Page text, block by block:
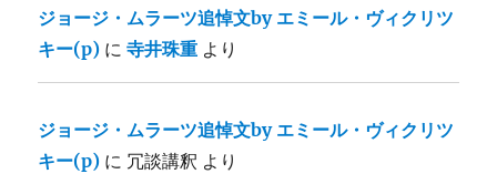
ジョージ・ムラーツ追悼文by エミール・ヴィクリツ
キー(p) に寺井珠重 より
ジョージ・ムラーツ追悼文by エミール・ヴィクリツ
キー(p) に 冗談講釈 より